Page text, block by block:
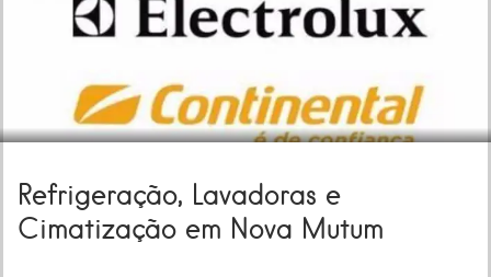
Refrigeração, Lavadoras e
Cimatização em Nova Mutum